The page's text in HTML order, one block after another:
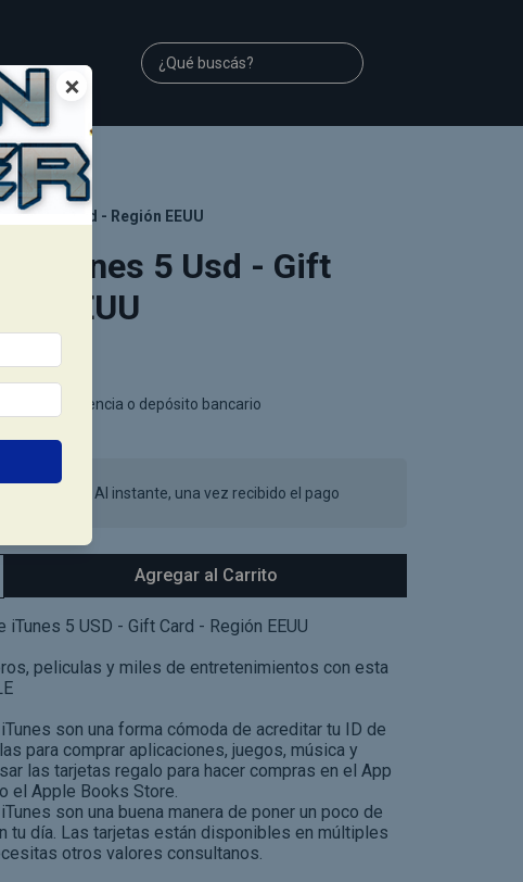
×
/
- Gift Card - Región EEUU
Itunes 5 Usd - Gift
EEUU
Transferencia o depósito bancario
aproximado: Al instante, una vez recibido el pago
Agregar al Carrito
5 USD - Gift Card - Región EEUU
peliculas y miles de entretenimientos con esta
son una forma cómoda de acreditar tu ID de
para comprar aplicaciones, juegos, música y
las tarjetas regalo para hacer compras en el App
el Apple Books Store.
son una buena manera de poner un poco de
tu día. Las tarjetas están disponibles en múltiples
otros valores consultanos.